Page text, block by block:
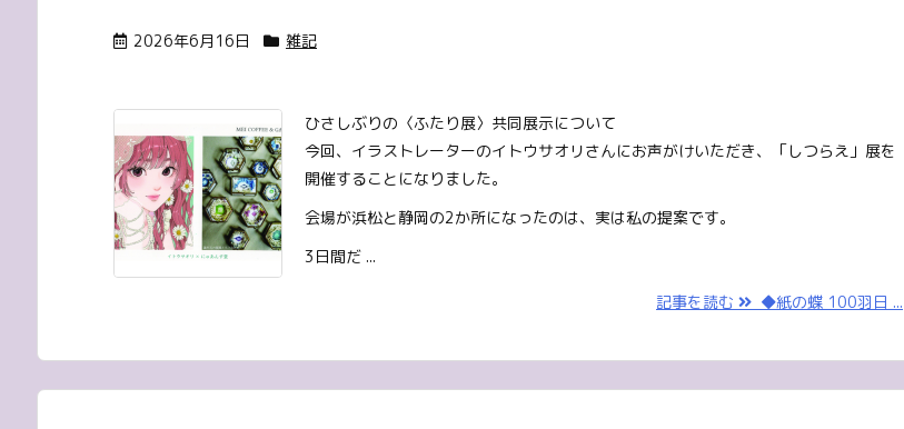
2026年6月16日 雑記
ひさしぶりの〈ふたり展〉共同展示について
今回、イラストレーターのイトウサオリさんにお声がけいただき、「しつらえ」展を
開催することになりました。
会場が浜松と静岡の2か所になったのは、実は私の提案です。
3日間だ ...
記事を読む ◆紙の蝶 100羽日 ...